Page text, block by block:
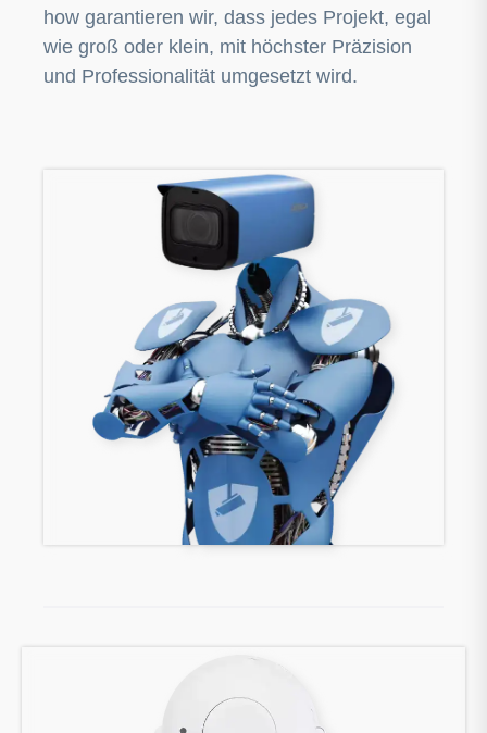
how garantieren wir, dass jedes Projekt, egal
wie groß oder klein, mit höchster Präzision
und Professionalität umgesetzt wird.